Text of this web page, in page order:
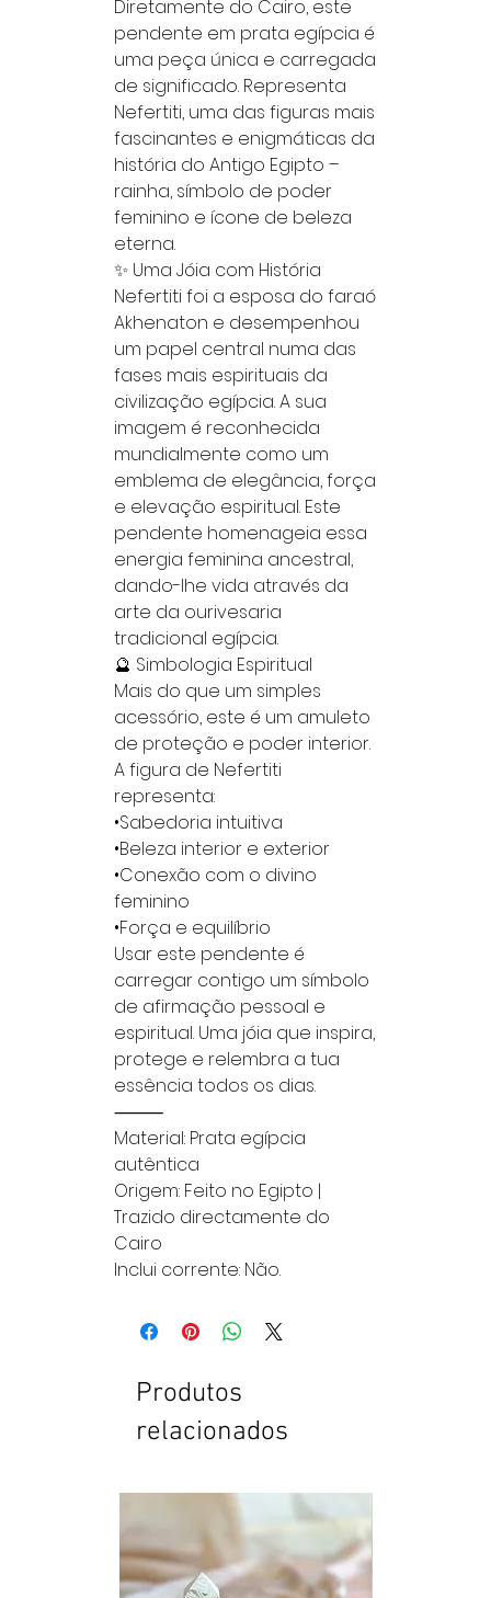
Diretamente do Cairo, este
pendente em prata egípcia é
uma peça única e carregada
de significado. Representa
Nefertiti, uma das figuras mais
fascinantes e enigmáticas da
história do Antigo Egipto –
rainha, símbolo de poder
feminino e ícone de beleza
eterna.
✨ Uma Jóia com História
Nefertiti foi a esposa do faraó
Akhenaton e desempenhou
um papel central numa das
fases mais espirituais da
civilização egípcia. A sua
imagem é reconhecida
mundialmente como um
emblema de elegância, força
e elevação espiritual. Este
pendente homenageia essa
energia feminina ancestral,
dando-lhe vida através da
arte da ourivesaria
tradicional egípcia.
🔮 Simbologia Espiritual
Mais do que um simples
acessório, este é um amuleto
de proteção e poder interior.
A figura de Nefertiti
representa:
•Sabedoria intuitiva
•Beleza interior e exterior
•Conexão com o divino
feminino
•Força e equilíbrio
Usar este pendente é
carregar contigo um símbolo
de afirmação pessoal e
espiritual. Uma jóia que inspira,
protege e relembra a tua
essência todos os dias.
⸻
Material: Prata egípcia
autêntica
Origem: Feito no Egipto |
Trazido directamente do
Cairo
Inclui corrente: Não.
Produtos
relacionados